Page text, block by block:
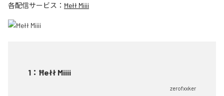
各配信サービス： Ħełł Miiii
1 ： Ħełł Miiii
zerofxxker